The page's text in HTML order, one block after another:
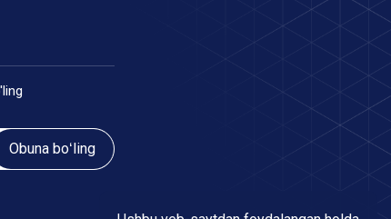
Obuna boʻling